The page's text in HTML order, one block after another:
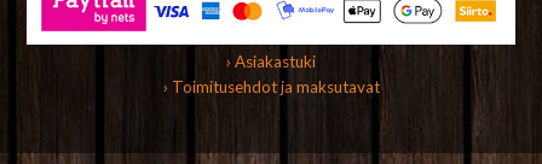
› Asiakastuki
› Toimitusehdot ja maksutavat